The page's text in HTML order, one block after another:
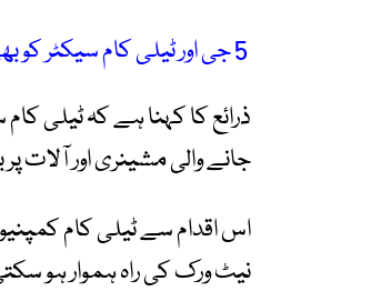
جانے والی مشینری اور
اس اقدام سے ٹیلی کام
نیٹ ورک کی راہ ہموار ہو